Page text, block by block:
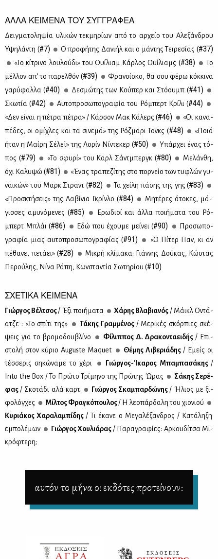
ΑΛΛΑ ΚΕΙΜΕΝΑ ΤΟΥ ΣΥΓΓΡΑΦΕΑ
Δειγ­μα­το­λη­ψία υλι­κών τεκ­μη­ρί­ων από το αρ­χείο του Αλε­ξάν­δρου
Υψη­λά­ντη (#7) Ο προ­φή­της Δα­νι­ήλ και ο μά­ντης Τει­ρε­σί­ας (#37)
«Το κί­τρι­νο λου­λού­δι» του Ουί­λιαμ Κάρ­λος Ουί­λιαμς (#38)
Το
μέλ­λον απ’ το πα­ρελ­θόν (#39)
Φραν­σί­σκο, θα σου φέ­ρω κόκ­κι­να
γα­ρύ­φαλ­λα (#40) Δε­σμώ­της των Κού­περ και Στό­ουμπ (#41)
Σκω­τία (#42) Αυ­το­προ­σω­πο­γρα­φία του Ρό­μπερτ Κρί­λι (#44)
«Δεν εί­ναι η πέ­τρα πέ­τρα» / Κάρ­σον Μακ Κά­λερς (#46)
«Οι κα­να­
πέ­δες, οι ομί­χλες και τα σι­νε­μά» της Ρόζ­μα­ρι Τονκς (#48)
«Ποιά
ήταν η Μαί­ρη Σέ­λεϊ» της Λο­ρίν Νί­ντε­κερ (#50)
Υπάρ­χει ένας τό­
πος (#79) «Το σφυ­ρί» του Καρλ Σάντ­μπεργκ (#80)
Με­λάν­θη,
όχι Κα­λυ­ψώ (#81)
«Ένας τρα­πε­ζί­της στο πορ­νείο των τυ­φλών γυ­
ναι­κών» του Μαρκ Στραντ (#82) Τα χεί­λη πά­σης της γης (#83)
«Προ­σκτή­σεις» της Λα­βί­νια Γκρίν­λο (#84)
Μη­τέ­ρες άτο­κες, μά­
γισ­σες αμυ­νό­με­νες (#85)
Ερω­διοί και άλ­λα ποι­ή­μα­τα του Ρό­
μπερτ Μπλάι (#86) Εδώ που έχου­με μεί­νει (#90)
Προ­σω­πο­
γρα­φία μιας αυ­το­προ­σω­πο­γρα­φί­ας (#91)
«Ο Πί­τερ Παν, κι αν
πέ­θα­νε, πε­τά­ει» (#28)
Μι­κρή κλί­μα­κα: Γιάν­νης Δού­κας, Κώ­στας
Πε­ρού­λης, Νί­να Ρά­πη, Κων­στα­ντία Σω­τη­ρί­ου (#10)
ΣΧΕΤΙΚΑ ΚΕΙΜΕΝΑ
Γιώρ­γος Βέλ­τσος/ Έξι ποι­ή­μα­τα Χά­ρης Βλα­βια­νός/ Μάικλ Οντά­
α­τζε : «Το σπί­τι της»
Τά­κης Γραμ­μέ­νος / Με­ρι­κές σκόρ­πιες σκέ­
ψεις για το βρο­μο­δου­βλί­νο
Φί­λιπ­πος Δ. Δρα­κο­ντα­ει­δής/ Επι­
στο­λή στον κύ­ριο Auguste Maquet
Θέ­μης Λι­βε­ριά­δης / Εμείς οι
τέσ­σε­ρις ση­κώ­να­με το χέ­ρι
Γιώρ­γος-Ίκα­ρος Μπα­μπα­σά­κης/
Into the Box / Το Πρώ­το Τρί­μη­νο της Πρώ­της Ώρας
Σά­κης Σε­ρέ­
φας/ Σκο­τά­δι αλά καρτ Γιώρ­γος Σκα­μπαρ­δώ­νης/ Ήλιος με ξι­
φο­λόγ­χες
Μίλ­τος Φρα­γκό­που­λος/ Η λε­ο­πάρ­δα­λη του χιο­νιού
Κυ­ριά­κος Χα­ρα­λα­μπί­δης/ Τι έκα­νε ο Με­γα­λέ­ξαν­δρος / Κα­τά­λη­ξη
εμπο­λέ­μων
Γιώρ­γος Χου­λιά­ρας/ Πα­ρα­γρα­φί­ες: Αρ­κου­δί­τσα Μι­
κρό­φτε­ρη;
αυτόν το μήνα οι εκδότες προτείνουν: